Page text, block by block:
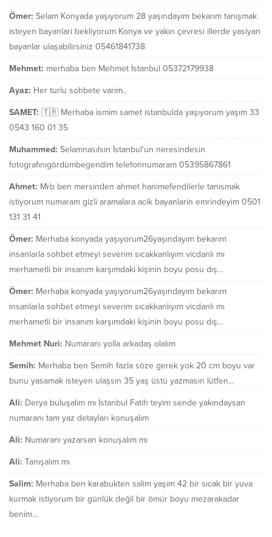
Ömer: Selam Konyada yaşıyorum 28 yaşındayım bekarım tanışmak
isteyen bayanlari bekliyorum Konya ve yakın çevresi illerde yasiyan
bayanlar ulaşabilirsiniz 05461841738
Mehmet: merhaba ben Mehmet İstanbul 05372179938
Ayaz: Her turlu sohbete varim..
SAMET: 🇹🇷 Merhaba ismim samet istanbulda yaşıyorum yaşım 33
0543 160 01 35
Muhammed: Selamnasılsın İstanbul'un neresindesin
fotografınıgördümbegendim telefonnumaram 05395867861
Ahmet: Mrb ben mersinden ahmet hanimefendilerle tanismak
istiyorum numaram gizli aramalara acik bayanlarin emrindeyim 0501
131 31 41
Ömer: Merhaba konyada yaşıyorum26yaşındayım bekarım
insanlarla sohbet etmeyi severim sıcakkanlıyım vicdanlı mı
merhametli bir insanım karşımdaki kişinin boyu posu dış...
Ömer: Merhaba konyada yaşıyorum26yaşındayım bekarım
insanlarla sohbet etmeyi severim sıcakkanlıyım vicdanlı mı
merhametli bir insanım karşımdaki kişinin boyu posu dış...
Mehmet Nuri: Numaranı yolla arkadaş olalım
Semih: Merhaba ben Semih fazla söze gerek yok 20 cm boyu var
bunu yasamak isteyen ulaşsın 35 yaş üstü yazmasın lütfen...
Ali: Derya buluşalım mı İstanbul Fatih teyim sende yakındaysan
numaranı tam yaz detayları konuşalım
Ali: Numaranı yazarsan konuşalım mı
Ali: Tanışalım mı
Salim: Merhaba ben karabukten salim yaşım 42 bir sıcak bir yuva
kurmak istiyorum bir günlük değil bir ömür boyu mezarakadar
benim...